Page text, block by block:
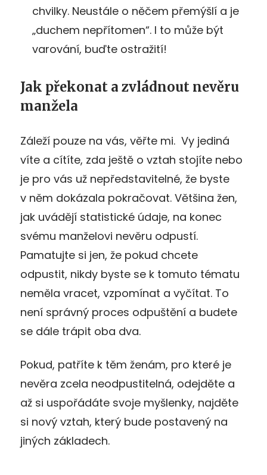
chvilky. Neustále o něčem přemýšlí a je
„duchem nepřítomen“. I to může být
varování, buďte ostražití!
Jak překonat a zvládnout nevěru
manžela
Záleží pouze na vás, věřte mi. Vy jediná
víte a cítíte, zda ještě o vztah stojíte nebo
je pro vás už nepředstavitelné, že byste
v něm dokázala pokračovat. Většina žen,
jak uvádějí statistické údaje, na konec
svému manželovi nevěru odpustí.
Pamatujte si jen, že pokud chcete
odpustit, nikdy byste se k tomuto tématu
neměla vracet, vzpomínat a vyčítat. To
není správný proces odpuštění a budete
se dále trápit oba dva.
Pokud, patříte k těm ženám, pro které je
nevěra zcela neodpustitelná, odejděte a
až si uspořádáte svoje myšlenky, najděte
si nový vztah, který bude postavený na
jiných základech.